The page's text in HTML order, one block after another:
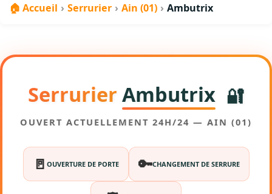
🏠 Accueil › Serrurier › Ain (01) › Ambutrix
Serrurier Ambutrix 🔐
OUVERT ACTUELLEMENT 24H/24 — AIN (01)
🚪 OUVERTURE DE PORTE 🔑CHANGEMENT DE SERRURE